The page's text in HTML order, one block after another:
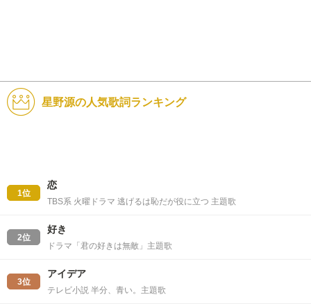
星野源の人気歌詞ランキング
1位
恋
TBS系 火曜ドラマ 逃げるは恥だが役に立つ 主題歌
2位
好き
ドラマ「君の好きは無敵」主題歌
3位
アイデア
テレビ小説 半分、青い。主題歌